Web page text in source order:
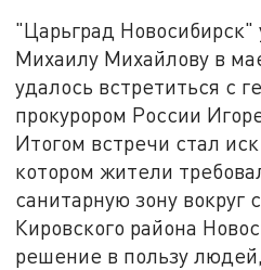
"Царьград Новосибирск"
Михаилу Михайлову в
удалось встретиться с
прокурором России
Итогом встречи стал
котором жители
санитарную зону вокруг
Кировского района
решение в пользу